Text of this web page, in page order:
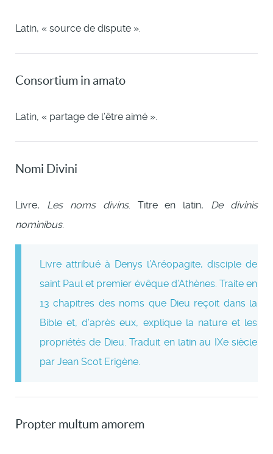
Latin, « source de dispute ».
Consortium in amato
Latin, « partage de l’être aimé ».
Nomi Divini
Livre, Les noms divins. Titre en latin, De divinis
nominibus.
Livre attribué à Denys l’Aréopagite, disciple de
saint Paul et premier évêque d’Athènes. Traite en
13 chapitres des noms que Dieu reçoit dans la
Bible et, d’après eux, explique la nature et les
propriétés de Dieu. Traduit en latin au IXe siècle
par Jean Scot Erigène.
Propter multum amorem